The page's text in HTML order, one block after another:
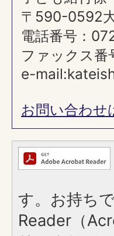
〒590-0592
電話番号：
ファックス
e-
お問い合わせ
す。お持ち
Reader（